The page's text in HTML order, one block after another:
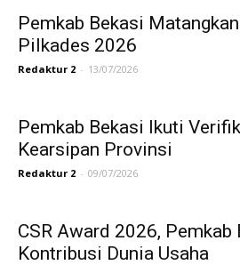
Pemkab Bekasi
Pilkades 2026
Redaktur 2 - 13/07/2026
Pemkab Bekasi Ikuti
Kearsipan Provinsi
Redaktur 2 - 09/07/2026
CSR Award 2026,
Kontribusi Dunia Usaha